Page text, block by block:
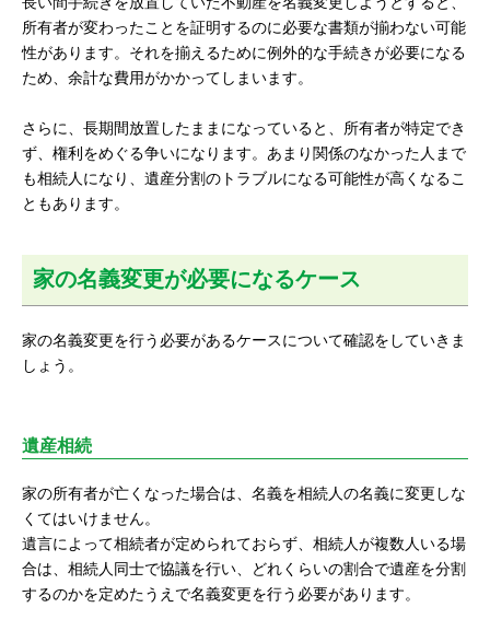
所有者が変わったことを証明するのに必要な書類が揃わない可能
性があります。それを揃えるために例外的な手続きが必要になる
ため、余計な費用がかかってしまいます。
さらに、長期間放置したままになっていると、所有者が特定でき
ず、権利をめぐる争いになります。あまり関係のなかった人まで
も相続人になり、遺産分割のトラブルになる可能性が高くなるこ
ともあります。
家の名義変更が必要になるケース
家の名義変更を行う必要があるケースについて確認をしていきま
しょう。
遺産相続
家の所有者が亡くなった場合は、名義を相続人の名義に変更しな
くてはいけません。
遺言によって相続者が定められておらず、相続人が複数人いる場
合は、相続人同士で協議を行い、どれくらいの割合で遺産を分割
するのかを定めたうえで名義変更を行う必要があります。